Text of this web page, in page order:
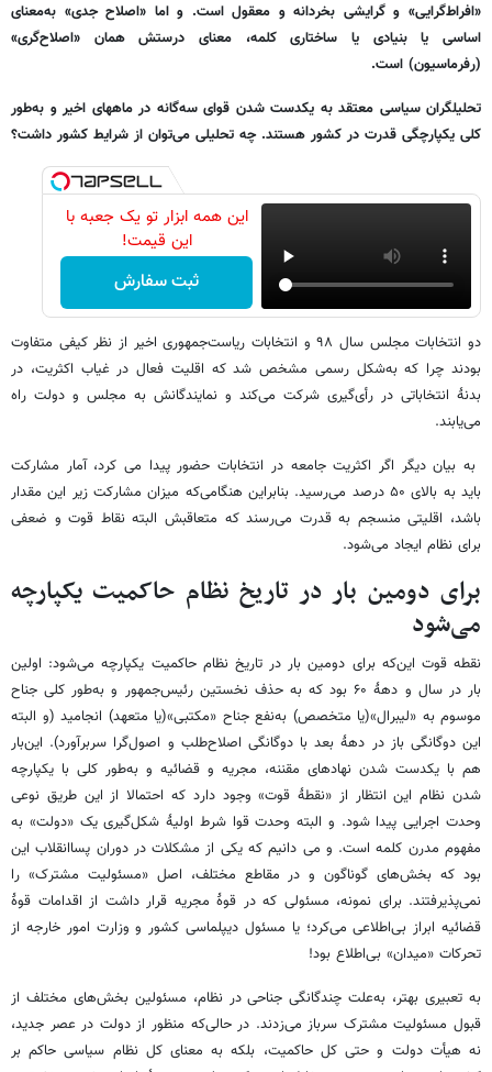
«افراط‌گرایی» و گرایشی بخردانه و معقول است. و اما «اصلاح‌ جدی» به‌معنای
اساسی یا بنیادی یا ساختاری کلمه، معنای درستش همان «اصلاح‌گری»
(رفرماسیون) است.
تحلیلگران سیاسی معتقد به یکدست شدن قوای سه‌گانه در ماههای اخیر و به‌طور
کلی یکپارچگی قدرت در کشور هستند. چه تحلیلی می‌توان از شرایط کشور داشت؟
این همه ابزار تو یک جعبه با
این قیمت!
ثبت سفارش
دو انتخابات مجلس سال ۹۸ و انتخابات ریاست‌جمهوری اخیر از نظر کیفی متفاوت
بودند چرا که به‌شکل رسمی مشخص شد که اقلیت فعال در غیاب اکثریت، در
بدنهٔ انتخاباتی در رأی‌گیری شرکت می‌کند و نمایندگانش به مجلس و دولت راه
می‌یابند.
به بیان دیگر اگر اکثریت جامعه در انتخابات حضور پیدا می کرد، آمار مشارکت
باید به بالای ۵۰ درصد می‌رسید. بنابراین هنگامی‌که میزان مشارکت زیر این مقدار
باشد، اقلیتی منسجم به قدرت می‌رسند که متعاقبش البته نقاط قوت و ضعفی
برای نظام ایجاد می‌شود.
برای دومین بار در تاریخ نظام حاکمیت یکپارچه
می‌شود
نقطه قوت این‌که برای دومین بار در تاریخ نظام حاکمیت یکپارچه می‌شود: اولین
بار در سال و دههٔ ۶۰ بود که به حذف نخستین رئیس‌جمهور و به‌طور کلی جناح
موسوم به «لیبرال»(یا متخصص) به‌نفع جناح «مکتبی»(یا متعهد) انجامید (و البته
این دوگانگی باز در دههٔ بعد با دوگانگی اصلاح‌طلب و اصول‌گرا سربرآورد). این‌بار
هم با یکدست شدن نهادهای مقننه، مجریه و قضائیه و به‌طور کلی با یکپارچه
شدن نظام این انتظار از «نقطهٔ قوت» وجود دارد که احتمالا از این طریق نوعی
وحدت اجرایی پیدا شود. و البته وحدت قوا شرط اولیهٔ شکل‌گیری یک «دولت» به
مفهوم مدرن کلمه است. و می دانیم که یکی از مشکلات در دوران پساانقلاب این
بود که بخش‌های گوناگون و در مقاطع مختلف، اصل «مسئولیت مشترک» را
نمی‌پذیرفتند. برای نمونه، مسئولی که در قوهٔ مجریه قرار داشت از اقدامات قوهٔ
قضائیه ابراز بی‌اطلاعی می‌کرد؛ یا مسئول دیپلماسی کشور و وزارت امور خارجه از
تحرکات «میدان» بی‌اطلاع بود!
به تعبیری بهتر، به‌علت چندگانگی‌ جناحی در نظام، مسئولین بخش‌های مختلف از
قبول مسئولیت مشترک سرباز می‌زدند. در حالی‌که منظور از دولت در عصر جدید،
نه هیأت دولت و حتی کل حاکمیت، بلکه به معنای کل نظام سیاسی حاکم بر